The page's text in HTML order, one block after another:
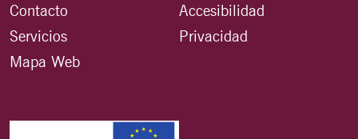
Contacto
Servicios
Mapa Web
Accesibilidad
Privacidad